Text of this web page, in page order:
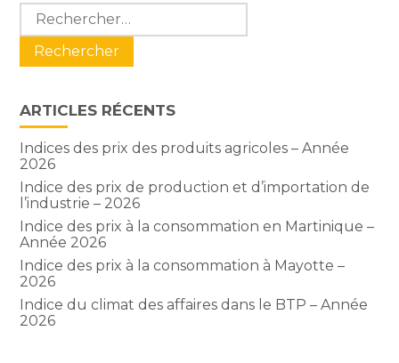
Blog
sidebar
Rechercher :
ARTICLES RÉCENTS
Indices des prix des produits agricoles – Année
2026
Indice des prix de production et d’importation de
l’industrie – 2026
Indice des prix à la consommation en Martinique –
Année 2026
Indice des prix à la consommation à Mayotte –
2026
Indice du climat des affaires dans le BTP – Année
2026